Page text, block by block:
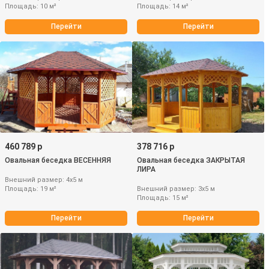
Площадь: 10 м²
Перейти
Площадь: 14 м²
Перейти
460 789 р
Овальная беседка ВЕСЕННЯЯ
Внешний размер: 4х5 м
Площадь: 19 м²
Перейти
378 716 р
Овальная беседка ЗАКРЫТАЯ
ЛИРА
Внешний размер: 3х5 м
Площадь: 15 м²
Перейти